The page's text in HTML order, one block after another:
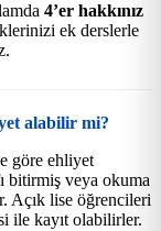
4’er hakkınız
ek derslerle
alabilir mi?
göre ehliyet
bitirmiş veya okuma
Açık lise öğrencileri
ile kayıt olabilirler.